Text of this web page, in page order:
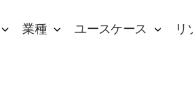
業種 ユースケース リ